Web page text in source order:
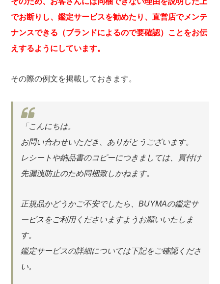
でお断りし、鑑定サービスを勧めたり、直営店でメンテ
ナンスできる（ブランドによるので要確認）ことをお伝
えするようにしています。
その際の例文を掲載しておきます。
「こんにちは。
お問い合わせいただき、ありがとうございます。
レシートや納品書のコピーにつきましては、買付け
先漏洩防止のため同梱致しかねます。
正規品かどうかご不安でしたら、BUYMAの鑑定サ
ービスをご利用くださいますようお願いいたしま
す。
鑑定サービスの詳細については下記をご確認くださ
い。